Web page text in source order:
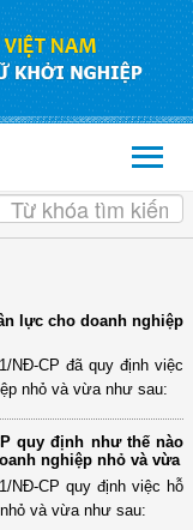
dương phụ nữ tiêu biểu
lực cho doanh nghiệp
NĐ-CP đã quy định việc
nhỏ và vừa như sau:
quy định như thế nào
nghiệp nhỏ và vừa
NĐ-CP quy định việc hỗ
và vừa như sau: